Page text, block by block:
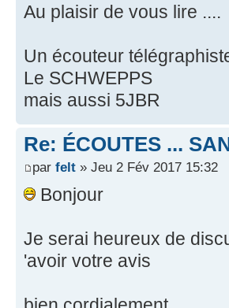
Au plaisir de vous lire ....
Un écouteur
Le SCHWEPPS
mais aussi 5JBR
Re: ÉCOUTES ...
par felt » Jeu 2 Fév 2017 15:32
Bonjour
Je serai heureux de
'avoir votre avis